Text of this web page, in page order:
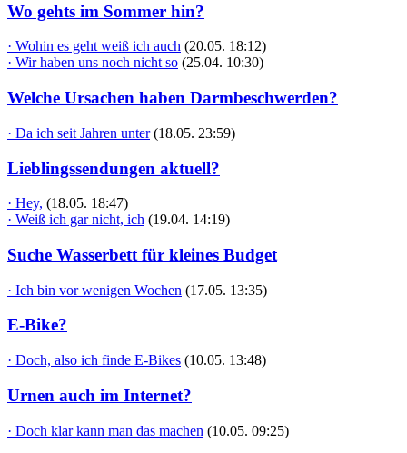
Wo gehts im Sommer hin?
· Wohin es geht weiß ich auch (20.05. 18:12)
· Wir haben uns noch nicht so (25.04. 10:30)
Welche Ursachen haben Darmbeschwerden?
· Da ich seit Jahren unter (18.05. 23:59)
Lieblingssendungen aktuell?
· Hey, (18.05. 18:47)
· Weiß ich gar nicht, ich (19.04. 14:19)
Suche Wasserbett für kleines Budget
· Ich bin vor wenigen Wochen (17.05. 13:35)
E-Bike?
· Doch, also ich finde E-Bikes (10.05. 13:48)
Urnen auch im Internet?
· Doch klar kann man das machen (10.05. 09:25)